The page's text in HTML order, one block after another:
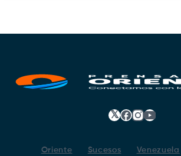
𝕏 Facebook
Instagram
Oriente Sucesos Venezuela